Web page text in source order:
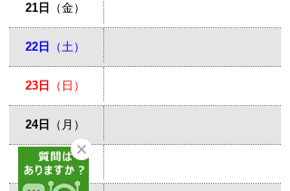
21日 （金）
22日 （土）
23日 （日）
24日 （月）
25日（火）